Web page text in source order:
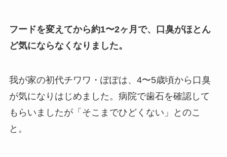
フードを変えてから約1〜2ヶ月で、口臭がほとん
ど気にならなくなりました。
我が家の初代チワワ・ぽぽは、4〜5歳頃から口臭
が気になりはじめました。病院で歯石を確認して
もらいましたが「そこまでひどくない」とのこ
と。